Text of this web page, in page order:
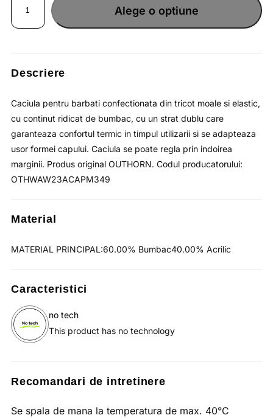
pentru
din
tricot
OUTHORN
Alege o optiune
Descriere
Caciula pentru barbati confectionata din tricot moale si elastic,
cu continut ridicat de bumbac, cu un strat dublu care
garanteaza confortul termic in timpul utilizarii si se adapteaza
usor formei capului. Caciula se poate regla prin indoirea
marginii. Produs original OUTHORN. Codul producatorului:
OTHWAW23ACAPM349
Material
MATERIAL PRINCIPAL:60.00% Bumbac40.00% Acrilic
Caracteristici
no tech
This product has no technology
Recomandari de intretinere
Se spala de mana la temperatura de max. 40°C